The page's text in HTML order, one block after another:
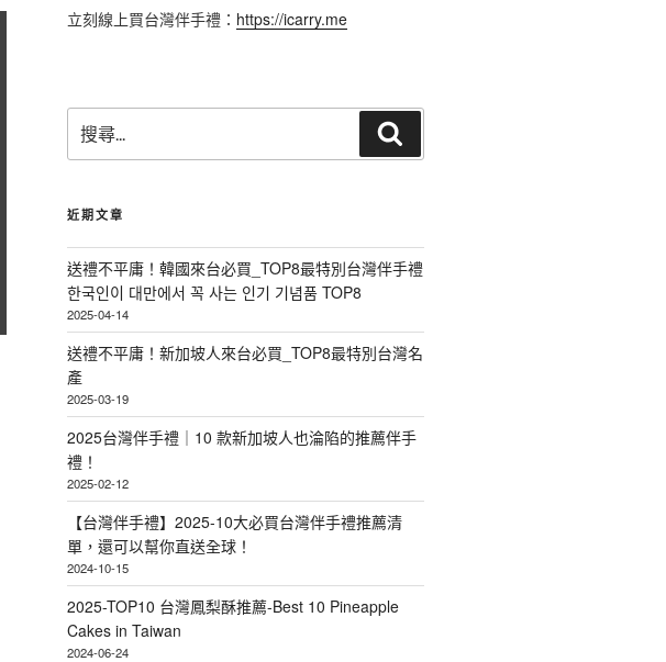
立刻線上買台灣伴手禮： https://icarry.me
尋
關
字
尋
近期文章
送禮不平庸！韓國來台必買_TOP8最特別台灣伴手禮
한국인이 대만에서 꼭 사는 인기 기념품 TOP8
2025-04-14
送禮不平庸！新加坡人來台必買_TOP8最特別台灣名
產
2025-03-19
2025台灣伴手禮｜10 款新加坡人也淪陷的推薦伴手
禮！
2025-02-12
【台灣伴手禮】2025-10大必買台灣伴手禮推薦清
單，還可以幫你直送全球！
2024-10-15
2025-TOP10 台灣鳳梨酥推薦-Best 10 Pineapple
Cakes in Taiwan
2024-06-24